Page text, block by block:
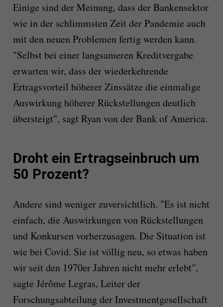
Einige sind der Meinung, dass der Bankensektor
wie in der schlimmsten Zeit der Pandemie auch
mit den neuen Problemen fertig werden kann.
"Selbst bei einer langsameren Kreditvergabe
erwarten wir, dass der wiederkehrende
Ertragsvorteil höherer Zinssätze die einmalige
Auswirkung höherer Rückstellungen deutlich
übersteigt", sagt Ryan von der Bank of America.
Droht ein Ertragseinbruch um
50 Prozent?
Andere sind weniger zuversichtlich. "Es ist nicht
einfach, die Auswirkungen von Rückstellungen
und Konkursen vorherzusagen. Die Situation ist
wie bei Covid. Sie ist völlig neu, so etwas haben
wir seit den 1970er Jahren nicht mehr erlebt",
sagte Jérôme Legras, Leiter der
Forschungsabteilung der Investmentgesellschaft